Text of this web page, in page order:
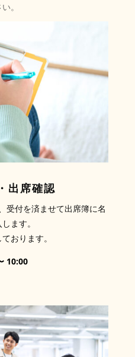
。
出席確認
受付を済ませて出席簿に名
ます。
おります。
10:00